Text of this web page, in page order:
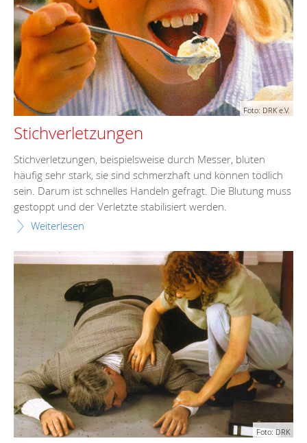
Foto: DRK e.V.
Stichverletzungen
Stichverletzungen, beispielsweise durch Messer, bluten
häufig sehr stark, sie sind schmerzhaft und können tödlich
sein. Darum ist schnelles Handeln gefragt. Die Blutung muss
gestoppt und der Verletzte stabilisiert werden.
Weiterlesen
Foto: DRK